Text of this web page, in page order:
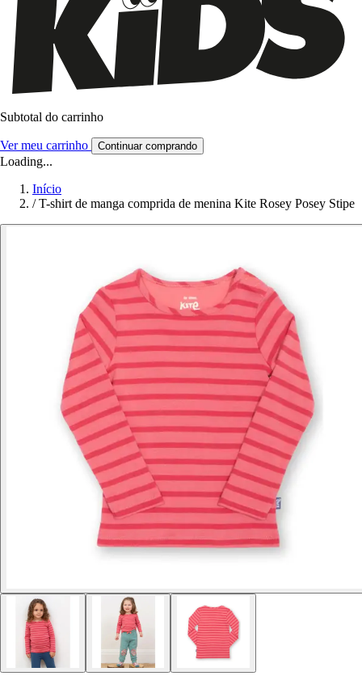
Subtotal do carrinho
Ver meu carrinho Continuar comprando
Loading...
Início
/ T-shirt de manga comprida de menina Kite Rosey Posey Stipe